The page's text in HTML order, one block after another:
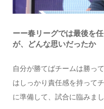
ーー春リーグでは最後を
が、どんな思いだったか
自分が勝てばチームは勝っ
はしっかり責任感を持って
に準備して、試合に臨みまし